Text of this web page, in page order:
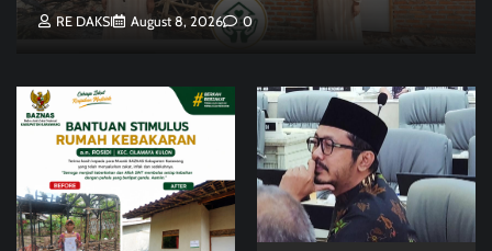
RE DAKSI August 8, 2026 0